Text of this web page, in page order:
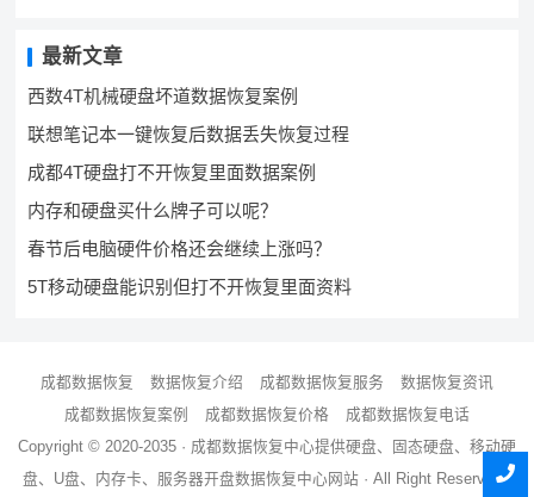
最新文章
西数4T机械硬盘坏道数据恢复案例
联想笔记本一键恢复后数据丢失恢复过程
成都4T硬盘打不开恢复里面数据案例
内存和硬盘买什么牌子可以呢？
春节后电脑硬件价格还会继续上涨吗？
5T移动硬盘能识别但打不开恢复里面资料
成都数据恢复 数据恢复介绍 成都数据恢复服务
数据恢复资讯
成都数据恢复案例
成都数据恢复价格
成都数据恢复电话
Copyright © 2020-2035 · 成都数据恢复中心提供硬盘、固态硬盘、移动硬
盘、U盘、内存卡、服务器开盘数据恢复中心网站 · All Right Reserved ·